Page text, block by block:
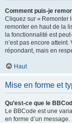
Comment puis-je
Cliquez sur « Remonter
remonter en haut de la
la fonctionnalité est
n’est pas encore
répondant, mais en
Haut
Mise en forme et
Qu’est-ce que le
Le BBCode est une
en forme d’un